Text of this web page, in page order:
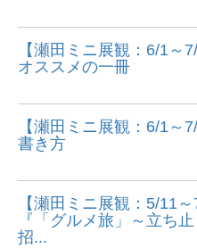
【瀬田ミニ展観：6/1～
オススメの一冊
【瀬田ミニ展観：6/1～
書き方
【瀬田ミニ展観：5/11
『「グルメ旅」～立ち
招...